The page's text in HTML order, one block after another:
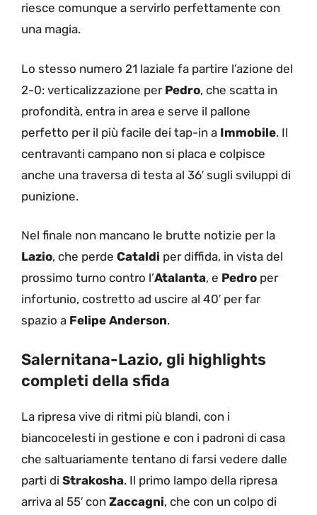
riesce comunque a servirlo perfettamente con
una magia.
Lo stesso numero 21 laziale fa partire l’azione del
2-0: verticalizzazione per Pedro, che scatta in
profondità, entra in area e serve il pallone
perfetto per il più facile dei tap-in a Immobile. Il
centravanti campano non si placa e colpisce
anche una traversa di testa al 36′ sugli sviluppi di
punizione.
Nel finale non mancano le brutte notizie per la
Lazio, che perde Cataldi per diffida, in vista del
prossimo turno contro l’Atalanta, e Pedro per
infortunio, costretto ad uscire al 40′ per far
spazio a Felipe Anderson.
Salernitana-Lazio, gli highlights
completi della sfida
La ripresa vive di ritmi più blandi, con i
biancocelesti in gestione e con i padroni di casa
che saltuariamente tentano di farsi vedere dalle
parti di Strakosha. Il primo lampo della ripresa
arriva al 55′ con Zaccagni, che con un colpo di